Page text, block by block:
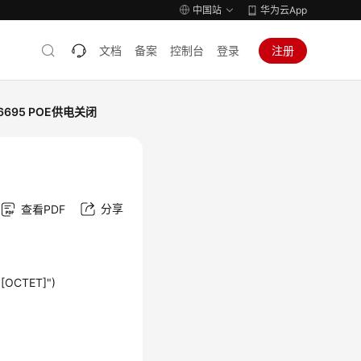
中国站 华为云App
文档 备案 控制台 登录 注册
POE供电关闭
查看PDF 分享